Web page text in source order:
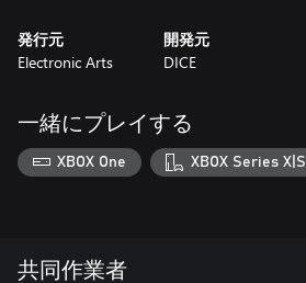
発行元
Electronic Arts
開発元
DICE
一緒にプレイする
XBOX One XBOX Series X|S
共同作業者